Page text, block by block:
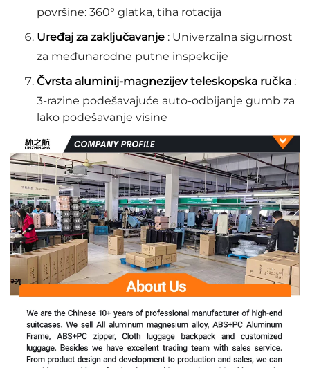
površine: 360° glatka, tiha rotacija
Uređaj za zaključavanje : Univerzalna sigurnost
za međunarodne putne inspekcije
Čvrsta aluminij-magnezijev teleskopska ručka :
3-razine podešavajuće auto-odbijanje gumb za
lako podešavanje visine